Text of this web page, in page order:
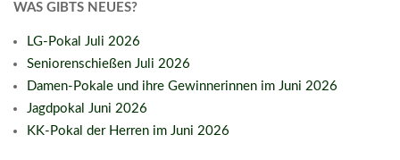
WAS GIBTS NEUES?
LG-Pokal Juli 2026
Seniorenschießen Juli 2026
Damen-Pokale und ihre Gewinnerinnen im Juni 2026
Jagdpokal Juni 2026
KK-Pokal der Herren im Juni 2026